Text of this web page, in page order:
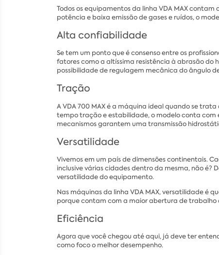
Todos os equipamentos da linha VDA MAX
potência e baixa emissão de gases e ruídos, o
Alta confiabilidade
Se tem um ponto que é consenso entre os
fatores como a altíssima resistência à abrasão do
possibilidade de regulagem mecânica do ângulo
Tração
A VDA 700 MAX é a máquina ideal quando se
tempo tração e estabilidade, o modelo conta com
mecanismos garantem uma transmissão
Versatilidade
Vivemos em um país de dimensões continentais.
inclusive várias cidades dentro da mesma, não é?
versatilidade do equipamento.
Nas máquinas da linha VDA MAX, versatilidade é
porque contam com a maior abertura de trabalho
Eficiência
Agora que você chegou até aqui, já deve ter
como foco o melhor desempenho.